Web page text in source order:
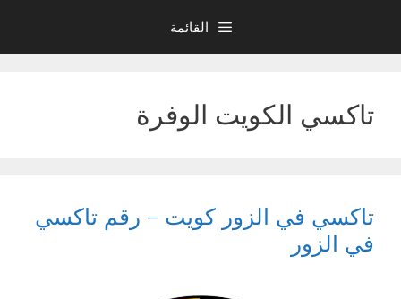
المحتوى
القائمة
تاكسي الكويت الوفرة
تاكسي في الزور كويت – رقم تاكسي
في الزور